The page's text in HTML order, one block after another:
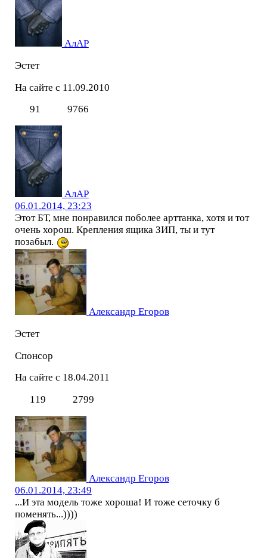
АлАР
Эстет
На сайте с 11.09.2010
91
9766
АлАР
06.01.2014, 23:23
Этот БТ, мне понравился поболее арттанка, хотя и тот
очень хорош. Крепления ящика ЗИП, ты и тут
позабыл.
Александр Егоров
Эстет
Спонсор
На сайте с 18.04.2011
119
2799
Александр Егоров
06.01.2014, 23:49
...И эта модель тоже хороша! И тоже сеточку б
поменять...))))